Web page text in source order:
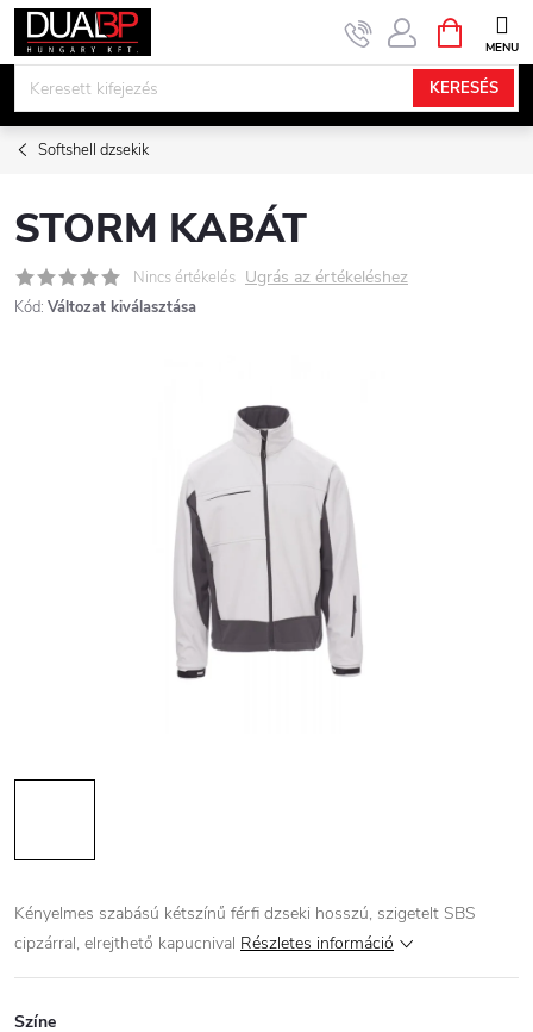
Ugrás
KERESÉS
KOSÁR
Softshell dzsekik
STORM KABÁT
Nincs értékelés Ugrás az értékeléshez
Kód: Változat kiválasztása
Kényelmes szabású kétszínű férfi dzseki hosszú, szigetelt SBS
cipzárral, elrejthető kapucnival Részletes információ
Színe